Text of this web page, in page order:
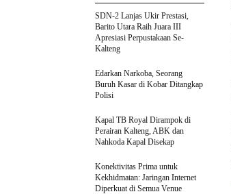
SDN-2 Lanjas Ukir Prestasi,
Barito Utara Raih Juara III
Apresiasi Perpustakaan Se-
Kalteng
Edarkan Narkoba, Seorang
Buruh Kasar di Kobar Ditangkap
Polisi
Kapal TB Royal Dirampok di
Perairan Kalteng, ABK dan
Nahkoda Kapal Disekap
Konektivitas Prima untuk
Kekhidmatan: Jaringan Internet
Diperkuat di Semua Venue